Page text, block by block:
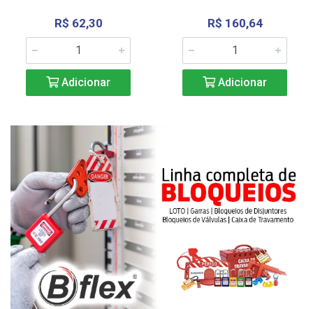
R$ 62,30
Adicionar
R$ 160,64
Adicionar